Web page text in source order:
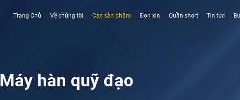
Trang Chủ Về chúng tôi Các sản phẩm Đơn xin Quần short Tin tức
Máy hàn quỹ đạo